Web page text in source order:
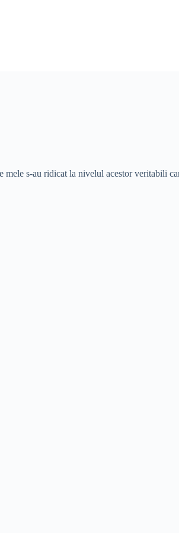
mele s-au ridicat la nivelul acestor veritabili